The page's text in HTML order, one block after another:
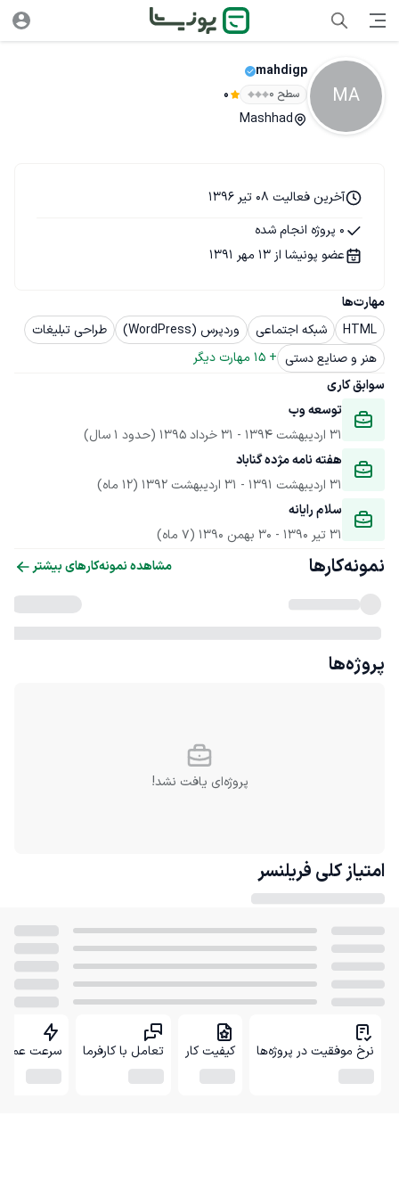
MA
mahdigp
سطح ۰ 0
Mashhad
مهارت‌ها
HTML
شبکه اجتماعی وردپرس (WordPress)
طراحی تبلیغات
هنر و صنایع دستی +
15 مهارت دیگر
سوابق کاری
توسعه وب
31 اردیبهشت 1394
- 31 خرداد 1395
(حدود 1 سال)
هفته نامه مژده گناباد
31 اردیبهشت 1391
- 31 اردیبهشت 1392
(12 ماه)
سلام رایانه
31 تیر 1390
- 30 بهمن 1390 (7 ماه)
آخرین فعالیت 08 تیر 1396
0 پروژه انجام شده
عضو پونیشا از 13 مهر 1391
نمونه‌کارها مشاهده نمونه‌کارهای بیشتر
پروژه‌ها
پروژه‌ای یافت نشد!
امتیاز کلی فریلنسر
نرخ موفقیت در پروژه‌ها کیفیت کار تعامل با کارفرما سرعت عمل